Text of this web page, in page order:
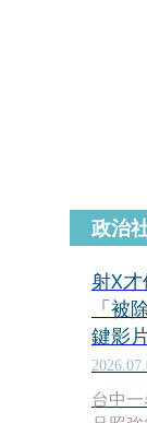
政治
射X
「被
鍵影
台中